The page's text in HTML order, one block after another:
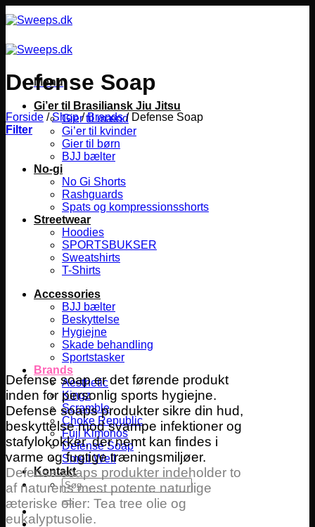
til
Menu
Gi’er til Brasiliansk Jiu Jitsu
Gier til mænd
Gi’er til kvinder
Gier til børn
BJJ bælter
No-gi
No Gi Shorts
Rashguards
Spats og kompressionsshorts
Streetwear
Hoodies
SPORTSBUKSER
Sweatshirts
T-Shirts
Accessories
BJJ bælter
Beskyttelse
Hygiejne
Skade behandling
Sportstasker
Brands
Aesthetic
Kingz
Scramble
Choke Republic
Fuji Kimonos
Defense Soap
Smell Well
Kontakt
Søg
efter:
Defense Soap
Forside / Shop / Brands /Defense Soap
Filter
Defense soap er det førende produkt
inden for personlig sports hygiejne.
Defense soaps produkter sikre din hud,
beskyttelse mod svampe infektioner og
stafylokokker, der nemt kan findes i
varme og fugtige træningsmiljøer.
Defense soaps produkter indeholder to
af naturens mest potente naturlige
æteriske olier: Tea tree olie og
eukalyptusolie.